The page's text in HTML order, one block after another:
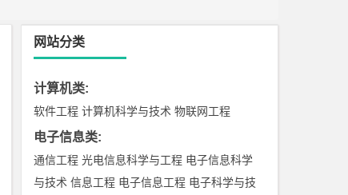
网站分类
计算机类:
软件工程 计算机科学与技术 物联网工程
电子信息类:
通信工程 光电信息科学与工程 电子信息科学
与技术 信息工程 电子信息工程 电子科学与技